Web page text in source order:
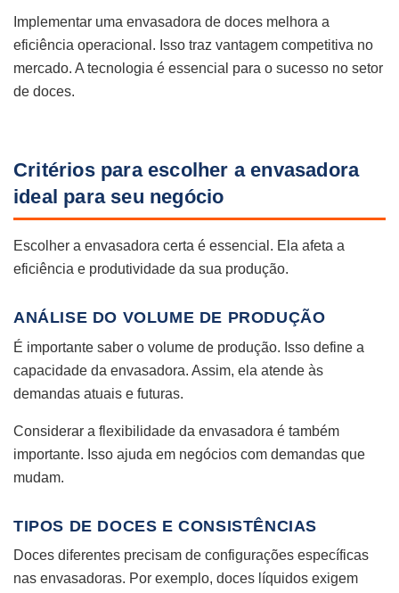
Implementar uma envasadora de doces melhora a
eficiência operacional. Isso traz vantagem competitiva no
mercado. A tecnologia é essencial para o sucesso no setor
de doces.
Critérios para escolher a envasadora
ideal para seu negócio
Escolher a envasadora certa é essencial. Ela afeta a
eficiência e produtividade da sua produção.
ANÁLISE DO VOLUME DE PRODUÇÃO
É importante saber o volume de produção. Isso define a
capacidade da envasadora. Assim, ela atende às
demandas atuais e futuras.
Considerar a flexibilidade da envasadora é também
importante. Isso ajuda em negócios com demandas que
mudam.
TIPOS DE DOCES E CONSISTÊNCIAS
Doces diferentes precisam de configurações específicas
nas envasadoras. Por exemplo, doces líquidos exigem